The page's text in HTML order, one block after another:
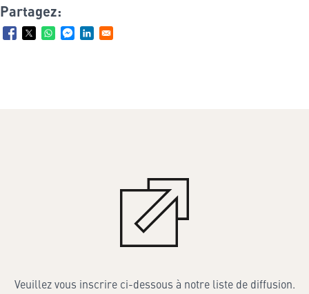
Partagez:
Veuillez vous inscrire ci-dessous à notre liste de diffusion.